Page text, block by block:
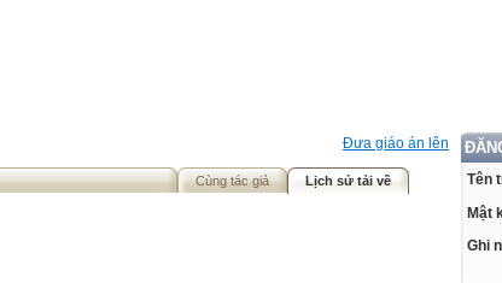
Tên
Mật
Ghi
Đưa giáo án lên
Cùng tác giả Lịch sử tải về